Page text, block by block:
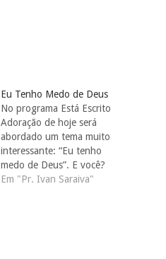
Eu Tenho Medo de Deus
No programa Está Escrito
Adoração de hoje será
abordado um tema muito
interessante: “Eu tenho
medo de Deus”. E você?
Você têm medo de Deus?
Em "Pr. Ivan Saraiva"